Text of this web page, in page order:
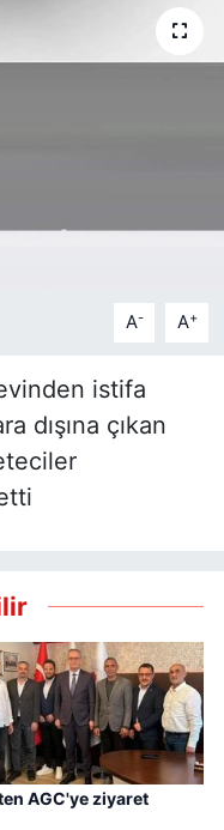
A- A+
istifa
dışına çıkan
AGC'ye ziyaret